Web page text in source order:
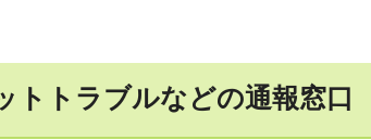
トトラブルなどの通報窓口